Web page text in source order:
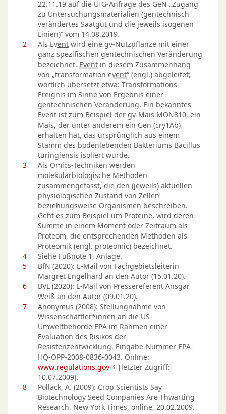
22.11.19 auf die UIG-Anfrage des GeN „Zugang
zu Untersuchungsmaterialien (gentechnisch
verändertes Saatgut und die jeweils isogenen
Linien)“ vom 14.08.2019.
2
Als Event wird eine gv-Nutzpflanze mit einer
ganz spezifischen gentechnischen Veränderung
bezeichnet. Event in diesem Zusammenhang
von „transformation event“ (engl.) abgeleitet;
wörtlich übersetzt etwa: Transformations-
Ereignis im Sinne von Ergebnis einer
gentechnischen Veränderung. Ein bekanntes
Event ist zum Beispiel der gv-Mais MON810, ein
Mais, der unter anderem ein Gen (cry1Ab)
erhalten hat, das ursprünglich aus einem
Stamm des bodenlebenden Bakteriums Bacillus
turingiensis isoliert wurde.
3
Als Omics-Techniken werden
molekularbiologische Methoden
zusammengefasst, die den (jeweils) aktuellen
physiologischen Zustand von Zellen
beziehungsweise Organismen beschreiben.
Geht es zum Beispiel um Proteine, wird deren
Summe in einem Moment oder Zeitraum als
Proteom, die entsprechenden Methoden als
Proteomik (engl. proteomic) bezeichnet.
4
Siehe Fußnote 1, Anlage.
5
BfN (2020): E-Mail von Fachgebietsleiterin
Margret Engelhard an den Autor (15.01.20).
6
BVL (2020): E-Mail von Pressereferent Ansgar
Weiß an den Autor (09.01.20).
7
Anonymus (2008): Stellungnahme von
Wissenschaftler*innen an die US-
Umweltbehörde EPA im Rahmen einer
Evaluation des Risikos der
Resistenzentwicklung. Eingabe-Nummer EPA-
HQ-OPP-2008-0836-0043. Online:
www.regulations.gov
[letzter Zugriff:
10.07.2009].
8
Pollack, A. (2009): Crop Scientists Say
Biotechnology Seed Companies Are Thwarting
Research. New York Times, online, 20.02.2009.